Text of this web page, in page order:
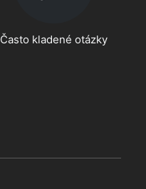
Často kladené otázky